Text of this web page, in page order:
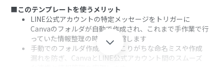
■このテンプレートを使うメリット
LINE公式アカウントの特定メッセージをトリガーに
Canvaのフォルダが自動で作成され、これまで手作業で行
っていた情報整理の時間を短縮します
手動でのフォルダ作成時に起こりがちな命名ミスや作成
漏れを防ぎ、CanvaとLINE公式アカウント間のスムーズ